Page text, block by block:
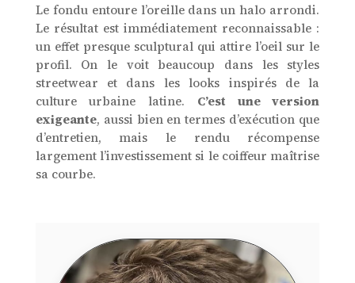
Le fondu entoure l’oreille dans un halo arrondi.
Le résultat est immédiatement reconnaissable :
un effet presque sculptural qui attire l’oeil sur le
profil. On le voit beaucoup dans les styles
streetwear et dans les looks inspirés de la
culture urbaine latine. C’est une version
exigeante, aussi bien en termes d’exécution que
d’entretien, mais le rendu récompense
largement l’investissement si le coiffeur maîtrise
sa courbe.